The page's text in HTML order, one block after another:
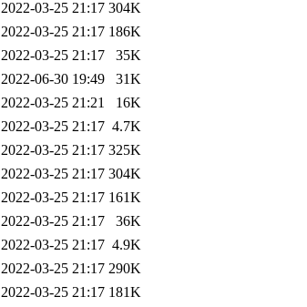
2022-03-25 21:17 304K
2022-03-25 21:17 186K
2022-03-25 21:17
35K
2022-06-30 19:49
31K
2022-03-25 21:21
16K
2022-03-25 21:17 4.7K
2022-03-25 21:17 325K
2022-03-25 21:17 304K
2022-03-25 21:17 161K
2022-03-25 21:17
36K
2022-03-25 21:17 4.9K
2022-03-25 21:17 290K
2022-03-25 21:17 181K